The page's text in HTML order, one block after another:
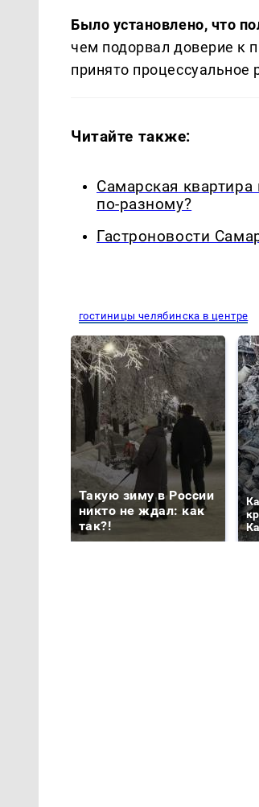
Было установлено, что
чем подорвал доверие к
принято процессуальное
Читайте также:
Самарская
по-разному?
Гастроновости
гостиницы челябинска в центре
Такую зиму в России
никто не ждал: как
так?!